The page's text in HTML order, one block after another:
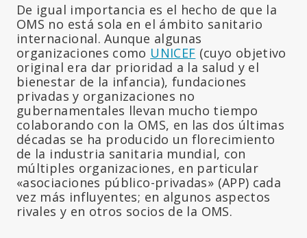
De igual importancia es el hecho de que la
OMS no está sola en el ámbito sanitario
internacional. Aunque algunas
organizaciones como UNICEF (cuyo objetivo
original era dar prioridad a la salud y el
bienestar de la infancia), fundaciones
privadas y organizaciones no
gubernamentales llevan mucho tiempo
colaborando con la OMS, en las dos últimas
décadas se ha producido un florecimiento
de la industria sanitaria mundial, con
múltiples organizaciones, en particular
«asociaciones público-privadas» (APP) cada
vez más influyentes; en algunos aspectos
rivales y en otros socios de la OMS.